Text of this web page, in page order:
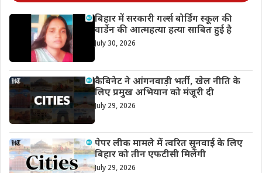
बिहार में सरकारी गर्ल्स बोर्डिंग स्कूल की
वार्डेन की आत्महत्या हत्या साबित हुई है
July 30, 2026
कैबिनेट ने आंगनवाड़ी भर्ती, खेल नीति के
लिए प्रमुख अभियान को मंजूरी दी
July 29, 2026
पेपर लीक मामले में त्वरित सुनवाई के लिए
बिहार को तीन एफटीसी मिलेंगी
July 29, 2026